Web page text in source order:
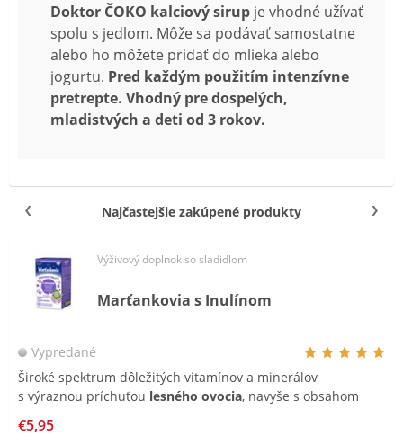
Doktor ČOKO kalciový sirup je vhodné užívať
spolu s jedlom. Môže sa podávať samostatne
alebo ho môžete pridať do mlieka alebo
jogurtu. Pred každým použitím intenzívne
pretrepte. Vhodný pre dospelých,
mladistvých a deti od 3 rokov.
Najčastejšie zakúpené produkty
Výživový doplnok so sladidlom
Marťankovia s Inulínom
Vypredané
Široké spektrum dôležitých vitamínov a minerálov
s výraznou príchuťou lesného ovocia, navyše s obsahom
€5,95